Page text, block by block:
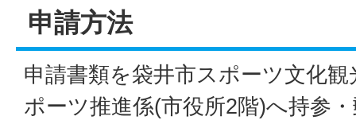
申請方法
申請書類を袋井市スポーツ文化
ポーツ推進係(市役所2階)へ持参